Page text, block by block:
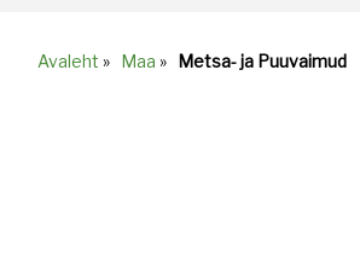
Avaleht » Maa » Metsa- ja Puuvaimud